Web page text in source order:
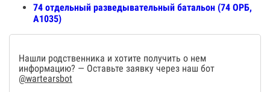
74 отдельный разведывательный батальон (74 ОРБ,
А1035)
Нашли родственника и хотите получить о нем
информацию? — Оставьте заявку через наш бот
@wartearsbot